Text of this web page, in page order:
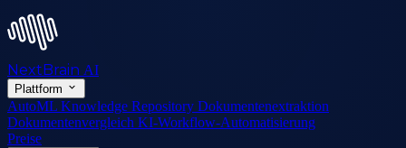
NextBrain AI
Plattform
AutoML Knowledge Repository Dokumentenextraktion
Dokumentenvergleich KI-Workflow-Automatisierung
Preise